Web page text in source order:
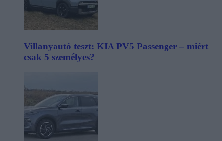
Villanyautó teszt: KIA PV5 Passenger – miért
csak 5 személyes?